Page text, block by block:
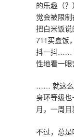
的乐趣（
觉会被限制
把白米饭
711买盒饭
抖一抖……
性地看一眼
…… 就这么
身环等级
月，一周目
不过，总